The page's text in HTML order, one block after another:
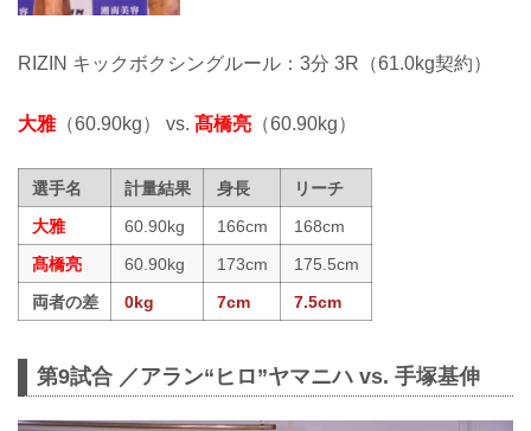
RIZIN キックボクシングルール：3分 3R（61.0kg契約）
大雅（60.90kg） vs. 髙橋亮 （60.90kg）
選手名 計量結果 身長
リーチ
大雅
60.90kg 166cm
168cm
髙橋亮
60.90kg 173cm
175.5cm
両者の差
0kg 7cm 7.5cm
第9試合 ／アラン“ヒロ”ヤマニハ vs. 手塚基伸